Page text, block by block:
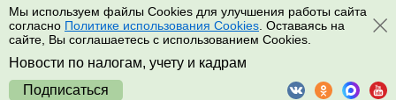
Мы используем файлы Cookies для улучшения работы сайта
согласно Политике использования Cookies . Оставаясь на
сайте, Вы соглашаетесь с использованием Cookies.
Новости по налогам, учету и кадрам
Подписаться